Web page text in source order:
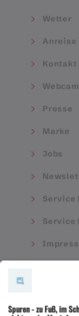
Wetter
Anreise
Kontakt
Presse
Marke
Jobs
Service
Service